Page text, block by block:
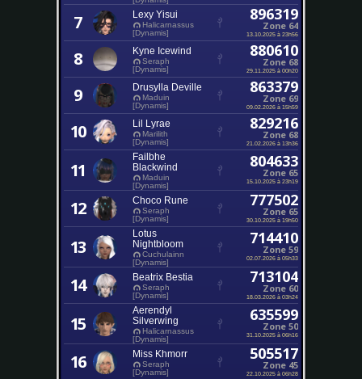
7 Lexy Yisui
Halicarnassus
[Dynamis]
896319
Zone 64
13.10.2025 à 23h56
8 Kyne Icewind
Seraph
[Dynamis]
880610
Zone 68
29.11.2025 à 00h20
9 Drusylla Deville
Maduin
[Dynamis]
863379
Zone 69
09.02.2026 à 15h59
10 Lil Lyrae
Marilith
[Dynamis]
829216
Zone 68
21.02.2026 à 13h36
11
Failbhe
Blackwind
Maduin
[Dynamis]
804633
Zone 65
15.10.2025 à 23h19
12 Choco Rune
Seraph
[Dynamis]
777502
Zone 65
30.10.2025 à 19h50
13
Lotus
Nightbloom
Cuchulainn
[Dynamis]
714410
Zone 59
02.07.2026 à 05h33
14 Beatrix Bestia
Seraph
[Dynamis]
713104
Zone 60
18.03.2026 à 03h24
15
Aerendyl
Silverwing
Halicarnassus
[Dynamis]
635599
Zone 50
31.10.2025 à 06h16
16 Miss Khmorr
Seraph
[Dynamis]
505517
Zone 45
22.10.2025 à 06h28